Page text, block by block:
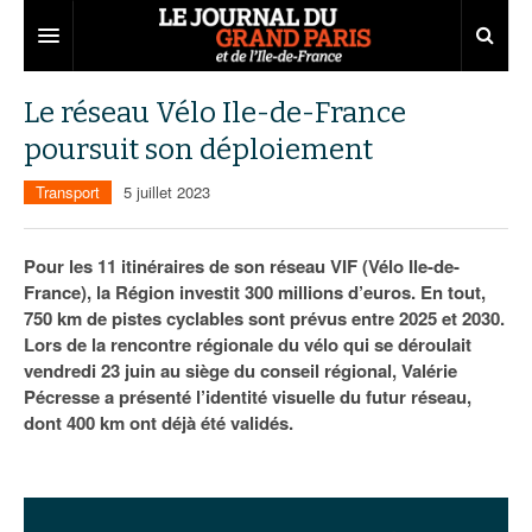
Grand Paris
Territoires
Aménagement
Institutions
Services urbains
Entreprises
Emploi
Attractivité
Innovation
75
77
Carnet
Nominations
Portraits
Les Assises du Grand Paris
Éditions précédentes
Le podcast
Ecouter les épisodes
Le réseau Vélo Ile-de-France
poursuit son déploiement
Transport 5 juillet 2023
Pour les 11 itinéraires de son réseau VIF (Vélo Ile-de-
France), la Région investit 300 millions d’euros. En tout,
750 km de pistes cyclables sont prévus entre 2025 et 2030.
Lors de la rencontre régionale du vélo qui se déroulait
vendredi 23 juin au siège du conseil régional, Valérie
Pécresse a présenté l’identité visuelle du futur réseau,
dont 400 km ont déjà été validés.